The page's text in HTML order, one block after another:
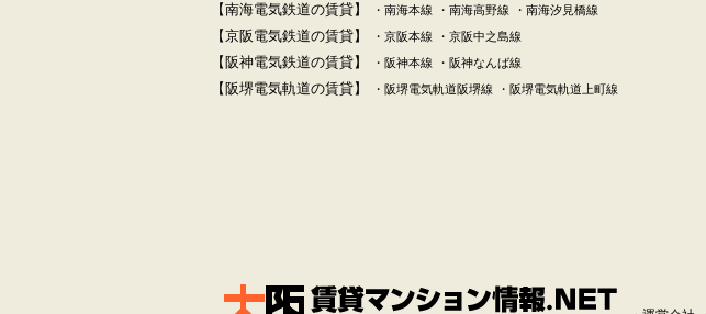
【南海電気鉄道の賃貸】 ・南海本線 ・南海高野線 ・南海汐見橋線
【京阪電気鉄道の賃貸】 ・京阪本線 ・京阪中之島線
【阪神電気鉄道の賃貸】 ・阪神本線 ・阪神なんば線
【阪堺電気軌道の賃貸】 ・阪堺電気軌道阪堺線 ・阪堺電気軌道上町線